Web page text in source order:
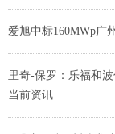
爱旭中标160MWp广
里奇-保罗：乐福和
当前资讯